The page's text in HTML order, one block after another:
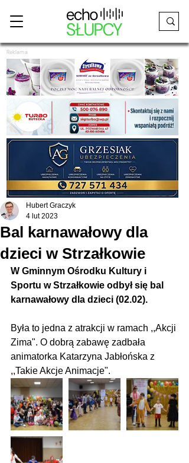
Reklama
Bal karnawałowy dla
dzieci w Strzałkowie
Hubert Graczyk
4 lut 2023
W Gminnym Ośrodku Kultury i
Sportu w Strzałkowie odbył się bal
karnawałowy dla dzieci (02.02).
Była to jedna z atrakcji w ramach ,,Akcji
Zima". O dobrą zabawę zadbała
animatorka Katarzyna Jabłońska z
,,Takie Akcje Animacje".